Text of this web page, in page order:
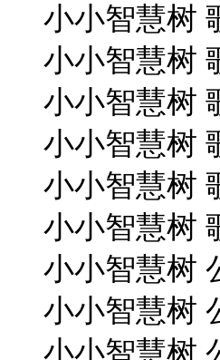
小小智慧树
小小智慧树
小小智慧树
小小智慧树
小小智慧树
小小智慧树
小小智慧树
小小智慧树
小小智慧树